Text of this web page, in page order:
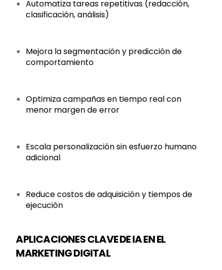
Automatiza tareas repetitivas (redacción,
clasificación, análisis)
Mejora la segmentación y predicción de
comportamiento
Optimiza campañas en tiempo real con
menor margen de error
Escala personalización sin esfuerzo humano
adicional
Reduce costos de adquisición y tiempos de
ejecución
APLICACIONES CLAVE DE IA EN EL
MARKETING DIGITAL